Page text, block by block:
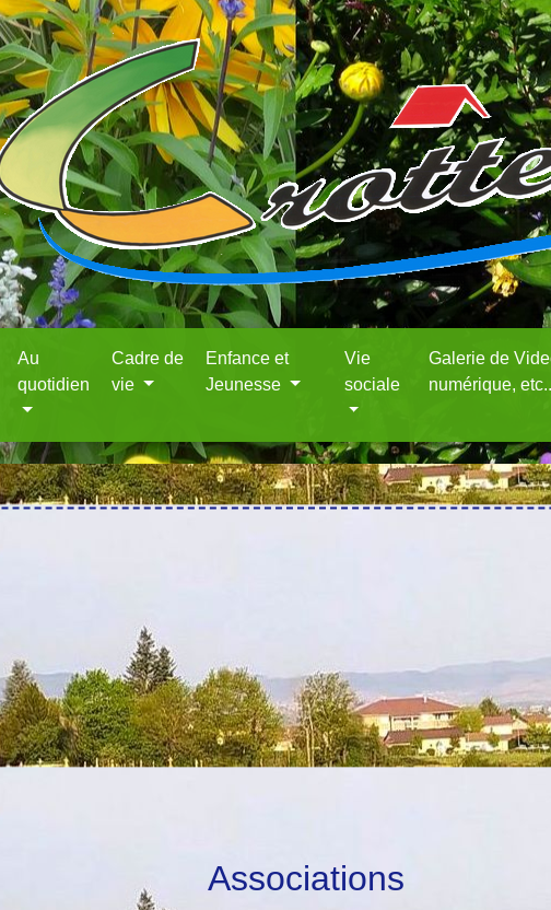
Au
quotidien
Cadre de
vie
Enfance et
Jeunesse
Vie
sociale
Galerie de
numérique,
Associations